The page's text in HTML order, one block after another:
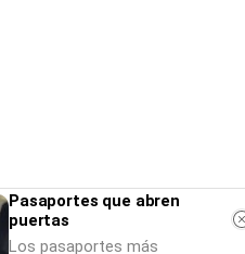
Pasaportes que abren
puertas
Los pasaportes más